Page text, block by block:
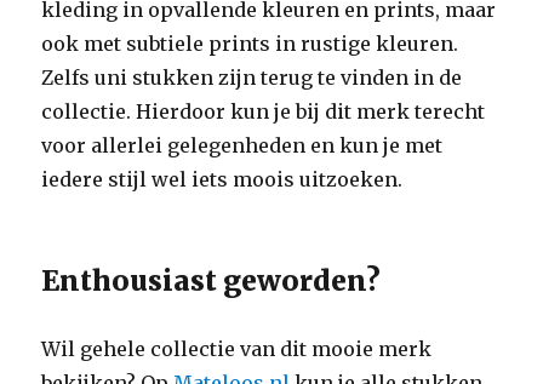
kleding in opvallende kleuren en prints, maar
ook met subtiele prints in rustige kleuren.
Zelfs uni stukken zijn terug te vinden in de
collectie. Hierdoor kun je bij dit merk terecht
voor allerlei gelegenheden en kun je met
iedere stijl wel iets moois uitzoeken.
Enthousiast geworden?
Wil gehele collectie van dit mooie merk